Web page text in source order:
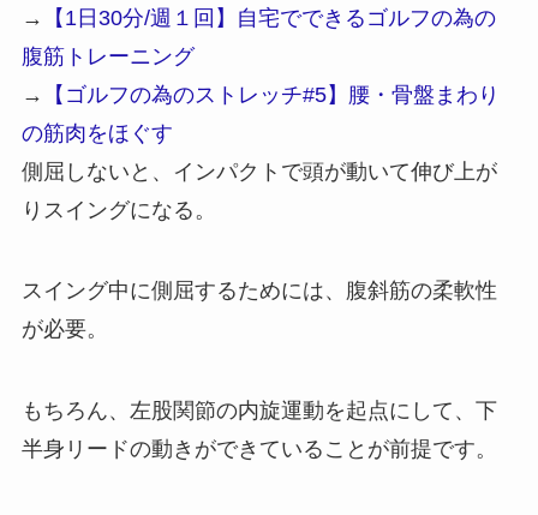
→
【1日30分/週１回】自宅でできるゴルフの為の
腹筋トレーニング
→
【ゴルフの為のストレッチ#5】腰・骨盤まわり
の筋肉をほぐす
側屈しないと、インパクトで頭が動いて伸び上が
りスイングになる。
スイング中に側屈するためには、腹斜筋の柔軟性
が必要。
もちろん、左股関節の内旋運動を起点にして、下
半身リードの動きができていることが前提です。